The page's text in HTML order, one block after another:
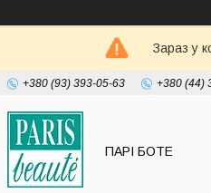
Зараз у
+380 (93) 393-05-63 +380 (44)
ПАРІ БОТЕ